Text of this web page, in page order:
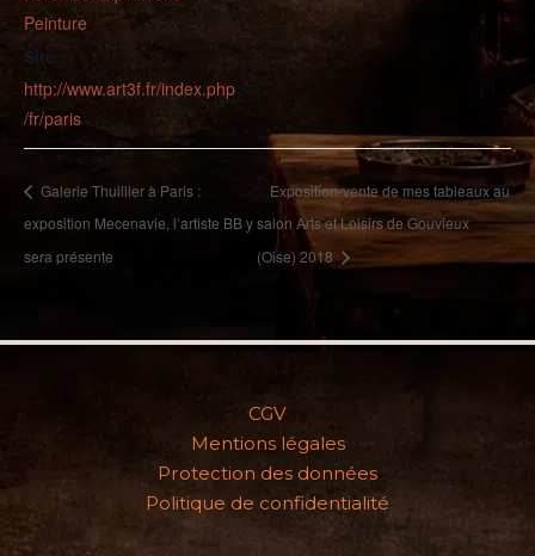
Peinture
Site :
http://www.art3f.fr/index.php
/fr/paris
Galerie Thuillier à Paris :
exposition Mecenavie, l’artiste BB y
sera présente
Exposition-vente de mes tableaux au
salon Arts et Loisirs de Gouvieux
(Oise) 2018
CGV
Mentions légales
Protection des données
Politique de confidentialité